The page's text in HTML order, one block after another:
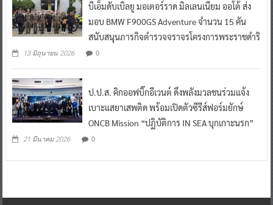
บีเอ็มดับเบิลยู มอเตอร์ราด มิลเลนเนียม ออโต้ ส่ง
มอบ BMW F900GS Adventure จำนวน 15 คัน
สนับสนุนภารกิจตำรวจจราจรโครงการพระราชดำริ
13 มิถุนายน 2026 0
ป.ป.ส. คิกออฟบิ๊กอีเวนต์ ดึงพลังมวลชนร่วมแจ้ง
เบาะแสยาเสพติด พร้อมเปิดตัวซีรีส์ฟอร์มยักษ์
ONCB Mission “ปฏิบัติการ IN SEA บุกเกาะนรก”
21 มีนาคม 2026 0